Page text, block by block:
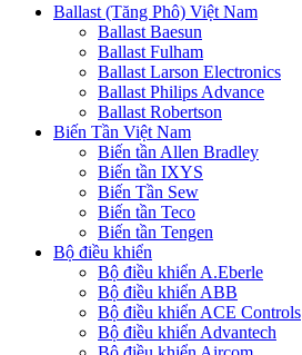
Ballast (Tăng Phô) Việt Nam
Ballast Baesun
Ballast Fulham
Ballast Larson Electronics
Ballast Philips Advance
Ballast Robertson
Biến Tần Việt Nam
Biến tần Allen Bradley
Biến tần IXYS
Biến Tần Sew
Biến tần Teco
Biến tần Tengen
Bộ điều khiển
Bộ điều khiển A.Eberle
Bộ điều khiển ABB
Bộ điều khiển ACE Controls
Bộ điều khiển Advantech